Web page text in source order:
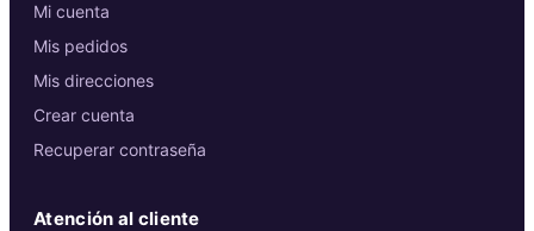
Mi cuenta
Mis pedidos
Mis direcciones
Crear cuenta
Recuperar contraseña
Atención al cliente